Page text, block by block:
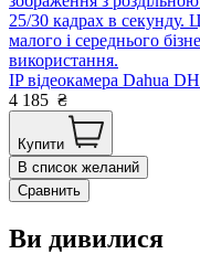
25/30 кадрах в секунду.
малого і середнього
використання.
IP відеокамера Dahua
4 185 ₴
Купити
В список желаний
Сравнить
Ви дивилися